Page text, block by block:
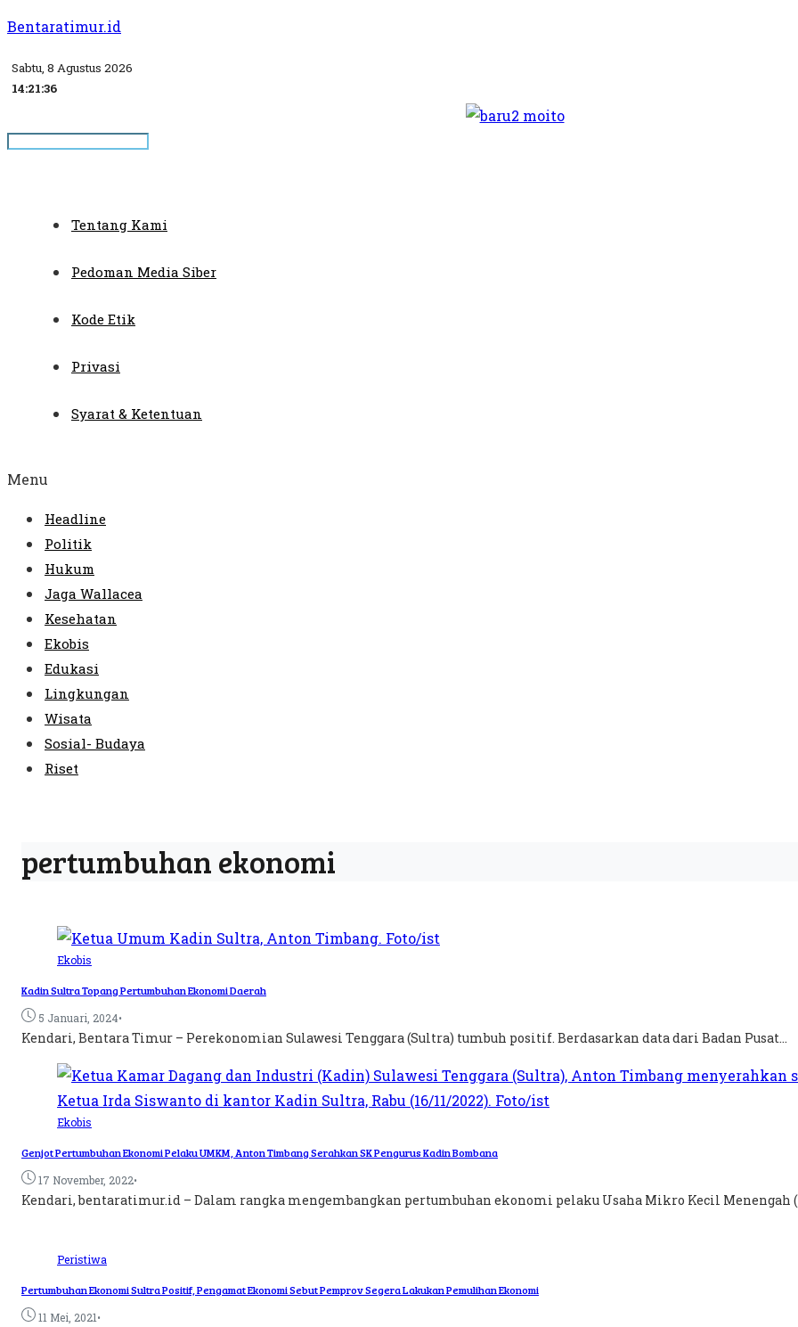
Bentaratimur.id
Sabtu, 8 Agustus 2026
14:21:36
Tentang Kami
Pedoman Media Siber
Kode Etik
Privasi
Syarat & Ketentuan
Menu
Headline
Politik
Hukum
Jaga Wallacea
Kesehatan
Ekobis
Edukasi
Lingkungan
Wisata
Sosial- Budaya
Riset
pertumbuhan ekonomi
Ekobis
Kadin Sultra Topang Pertumbuhan Ekonomi Daerah
5 Januari, 2024•
Kendari, Bentara Timur – Perekonomian Sulawesi Tenggara (Sultra) tumbuh positif. Berdasarkan data dari Badan Pusat...
Ekobis
Genjot Pertumbuhan Ekonomi Pelaku UMKM, Anton Timbang Serahkan SK Pengurus Kadin Bombana
17 November, 2022•
Kendari, bentaratimur.id – Dalam rangka mengembangkan pertumbuhan ekonomi pelaku Usaha Mikro Kecil Menengah
Peristiwa
Pertumbuhan Ekonomi Sultra Positif, Pengamat Ekonomi Sebut Pemprov Segera Lakukan Pemulihan Ekonomi
11 Mei, 2021•